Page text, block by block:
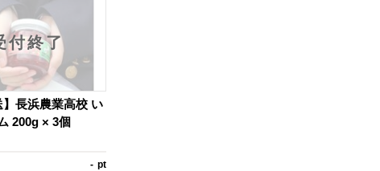
付終了
】長浜農業高校 い
200g × 3個
- pt